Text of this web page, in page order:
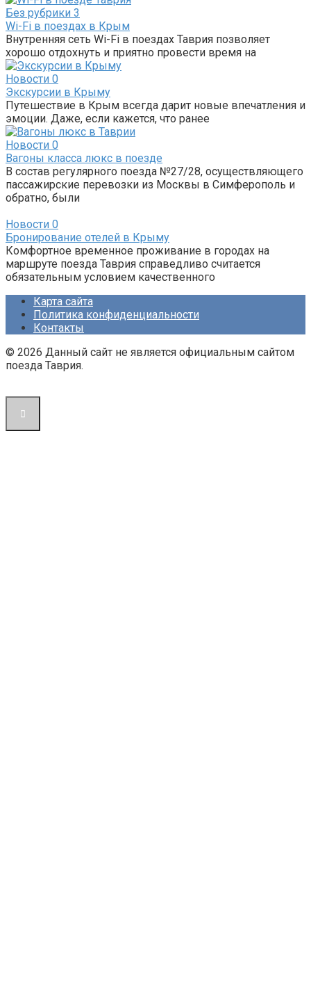
Без рубрики 3
Wi-Fi в поездах в Крым
Внутренняя сеть Wi-Fi в поездах Таврия позволяет
хорошо отдохнуть и приятно провести время на
Новости 0
Экскурсии в Крыму
Путешествие в Крым всегда дарит новые впечатления и
эмоции. Даже, если кажется, что ранее
Новости 0
Вагоны класса люкс в поезде
В состав регулярного поезда №27/28, осуществляющего
пассажирские перевозки из Москвы в Симферополь и
обратно, были
Новости 0
Бронирование отелей в Крыму
Комфортное временное проживание в городах на
маршруте поезда Таврия справедливо считается
обязательным условием качественного
Карта сайта
Политика конфиденциальности
Контакты
© 2026 Данный сайт не является официальным сайтом
поезда Таврия.